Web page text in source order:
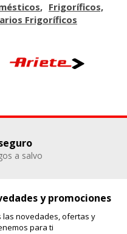
Frigoríficos,
Frigoríficos
a salvo
y promociones
las novedades, ofertas y
para ti